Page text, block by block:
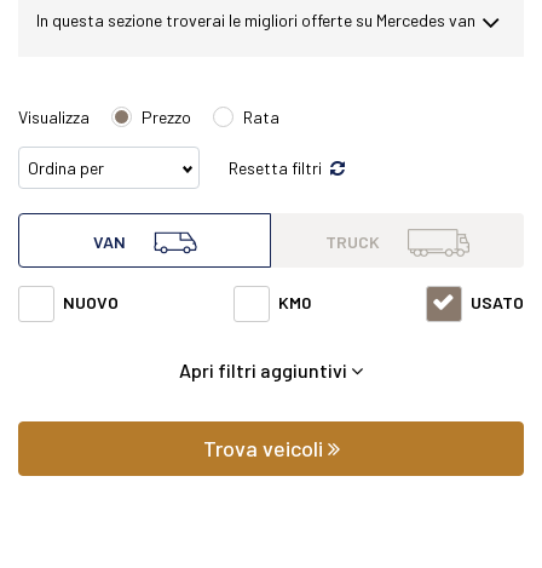
In questa sezione troverai le migliori offerte su Mercedes van
Mercedes van Sprinter 416 del 2021 con varie fasce di prezzi
ed equipaggiamenti in grado di soddisfare qualsiasi
esigenza di comfort o prestazione.
Oltre a conoscere il prezzo potrai scoprire gli
Visualizza Prezzo Rata
Resetta filtri
VAN TRUCK
NUOVO KM0 USATO
Apri filtri aggiuntivi
Trova veicoli